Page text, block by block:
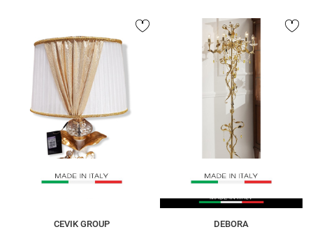
CEVIK GROUP
DEBORA